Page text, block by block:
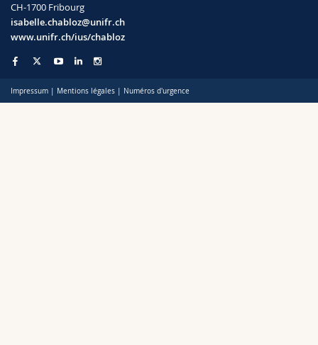
CH-1700 Fribourg
isabelle.chabloz@unifr.ch
www.unifr.ch/ius/chabloz
Impressum | Mentions légales | Numéros d'urgence